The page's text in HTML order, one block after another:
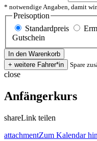
* notwendige Angaben, damit
Preisoption
Standardpreis
Gutschein
Spare
close
Anfängerkurs
shareLink teilen
attachmentZum Kalendar